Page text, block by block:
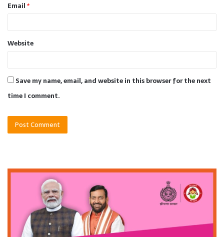
Email*
Website
Save my name, email, and website in this browser for the next
time I comment.